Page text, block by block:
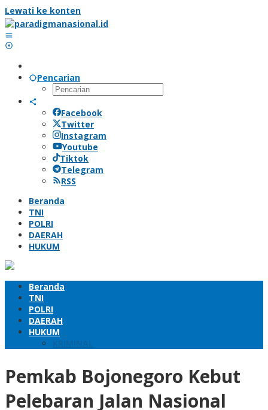
Lewati ke konten
Pencarian
Facebook
Twitter
Instagram
Youtube
Tiktok
Telegram
RSS
Beranda
TNI
POLRI
DAERAH
HUKUM
Beranda
TNI
POLRI
DAERAH
HUKUM
KRIMINAL
Pemkab Bojonegoro Kebut
Pelebaran Jalan Nasional